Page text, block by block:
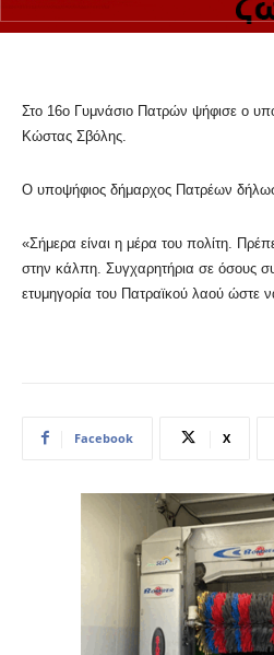
Στο 16ο Γυμνάσιο Πατρών ψήφισε ο
Κώστας Σβόλης.
Ο υποψήφιος δήμαρχος Πατρέων
«Σήμερα είναι η μέρα του πολίτη.
στην κάλπη. Συγχαρητήρια σε όσους
ετυμηγορία του Πατραϊκού λαού ώστε
Facebook X